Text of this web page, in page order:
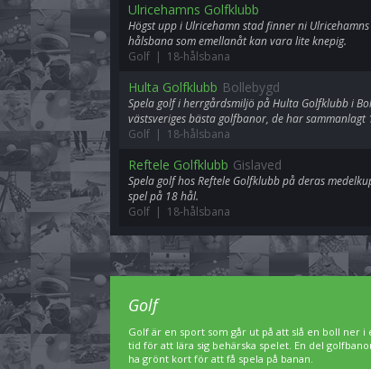
Ulricehamns Golfklubb
Högst upp i Ulricehamn stad finner ni
hålsbana som emellanåt kan vara lite knepig.
Golf | 18-hålsbana
Hulta Golfklubb Bollebygd
Spela golf i herrgårdsmiljö på Hulta Golfklubb i
västsveriges bästa golfbanor, de har sammanlagt
Golf | 18-hålsbana
Reftele Golfklubb Gislaved
Spela golf hos Reftele Golfklubb på deras
spel på 18 hål.
Golf | 18-hålsbana
Golf
Golf är en sport som går ut på att slå en boll ner
tid för att lära sig behärska spelet. En del
ha grönt kort för att få spela på banan.